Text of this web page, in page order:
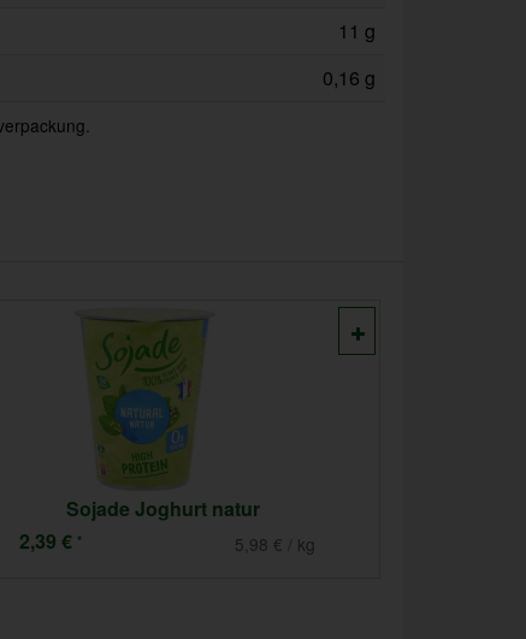
11 g
0,16 g
Milch, frisch Flasche 1l 3,8%
1,99 €* 1,99 € / l